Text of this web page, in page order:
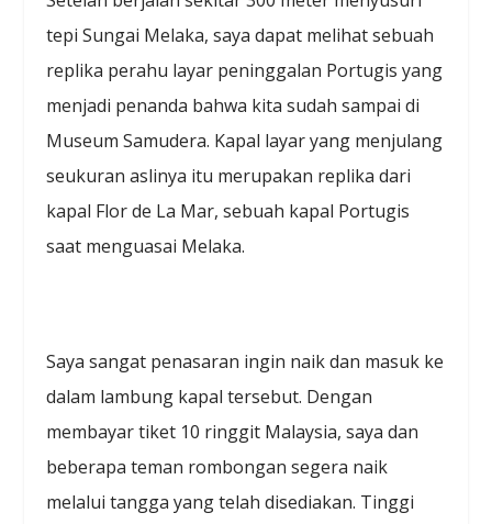
tepi Sungai Melaka, saya dapat melihat sebuah
replika perahu layar peninggalan Portugis yang
menjadi penanda bahwa kita sudah sampai di
Museum Samudera. Kapal layar yang menjulang
seukuran aslinya itu merupakan replika dari
kapal Flor de La Mar, sebuah kapal Portugis
saat menguasai Melaka.
Saya sangat penasaran ingin naik dan masuk ke
dalam lambung kapal tersebut. Dengan
membayar tiket 10 ringgit Malaysia, saya dan
beberapa teman rombongan segera naik
melalui tangga yang telah disediakan. Tinggi